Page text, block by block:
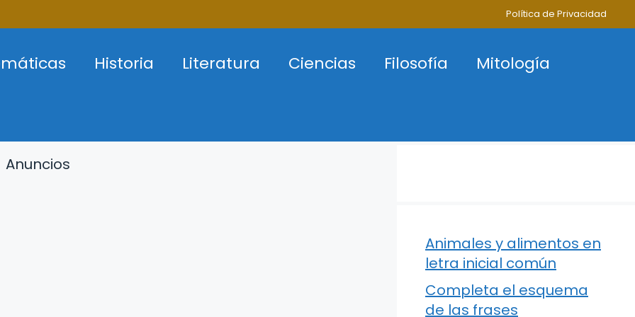
Política de Privacidad
Historia Literatura Ciencias Filosofía
Mitología
Anuncios
Animales y alimentos en
letra inicial común
Completa el esquema
de las frases